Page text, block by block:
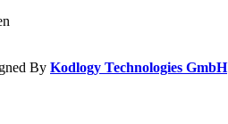
By Kodlogy Technologies GmbH